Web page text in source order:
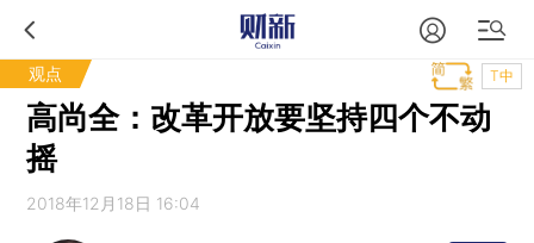
观点 T中
高尚全：改革开放要坚持四个不动
摇
2018年12月18日 16:04